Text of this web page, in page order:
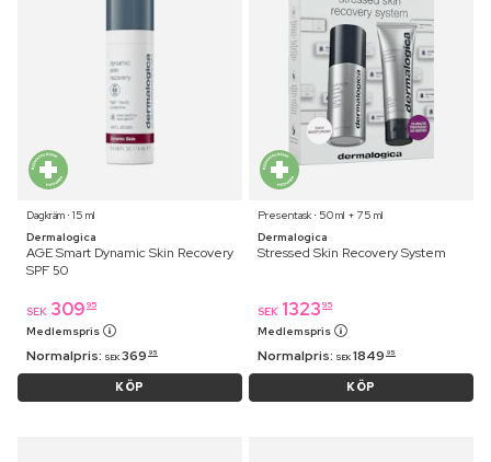
Dagkräm ⋅ 15 ml
Dermalogica
AGE Smart Dynamic Skin Recovery
SPF 50
SEK 309 95
Medlemspris
Normalpris: SEK 369 95
KÖP
Presentask ⋅ 50 ml + 75 ml
Dermalogica
Stressed Skin Recovery System
SEK 1323 95
Medlemspris
Normalpris: SEK 1849 95
KÖP